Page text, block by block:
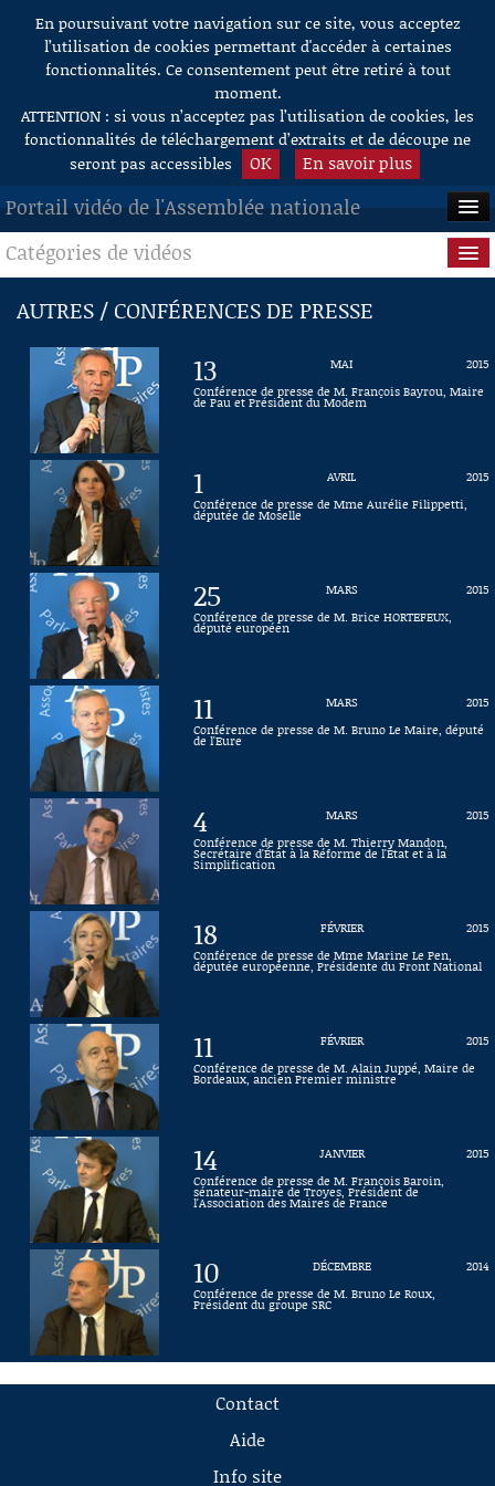
Aller au contenu
En poursuivant votre navigation sur ce site, vous acceptez
l’utilisation de cookies permettant d'accéder à certaines
fonctionnalités. Ce consentement peut être retiré à tout
moment.
ATTENTION : si vous n’acceptez pas l’utilisation de cookies, les
fonctionnalités de téléchargement d’extraits et de découpe ne
seront pas accessibles
OK En savoir plus
Portail vidéo de l'Assemblée nationale
ACCUEIL
EN DIRECT
À LA DEMANDE
RECHERCHE
AIDE À LA DÉCOUPE
DE VIDÉOS
Catégories de vidéos
Séance publique
Questions au Gouvernement
Commissions
Évènements
Autres
AUTRES / CONFÉRENCES DE PRESSE
13 MAI
2015
Conférence de presse de M. François Bayrou, Maire
de Pau et Président du Modem
1 AVRIL
2015
Conférence de presse de Mme Aurélie Filippetti,
députée de Moselle
25 MARS
2015
Conférence de presse de M. Brice HORTEFEUX,
député européen
11 MARS
2015
Conférence de presse de M. Bruno Le Maire, député
de l'Eure
4 MARS
2015
Conférence de presse de M. Thierry Mandon,
Secrétaire d'État à la Réforme de l'État et à la
Simplification
18 FÉVRIER
2015
Conférence de presse de Mme Marine Le Pen,
députée européenne, Présidente du Front National
11 FÉVRIER
2015
Conférence de presse de M. Alain Juppé, Maire de
Bordeaux, ancien Premier ministre
14 JANVIER
2015
Conférence de presse de M. François Baroin,
sénateur-maire de Troyes, Président de
l'Association des Maires de France
10 DÉCEMBRE
2014
Conférence de presse de M. Bruno Le Roux,
Président du groupe SRC
Contact
Aide
Info site